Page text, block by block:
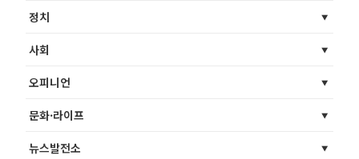
정치
사회
오피니언
문화·라이프
뉴스발전소